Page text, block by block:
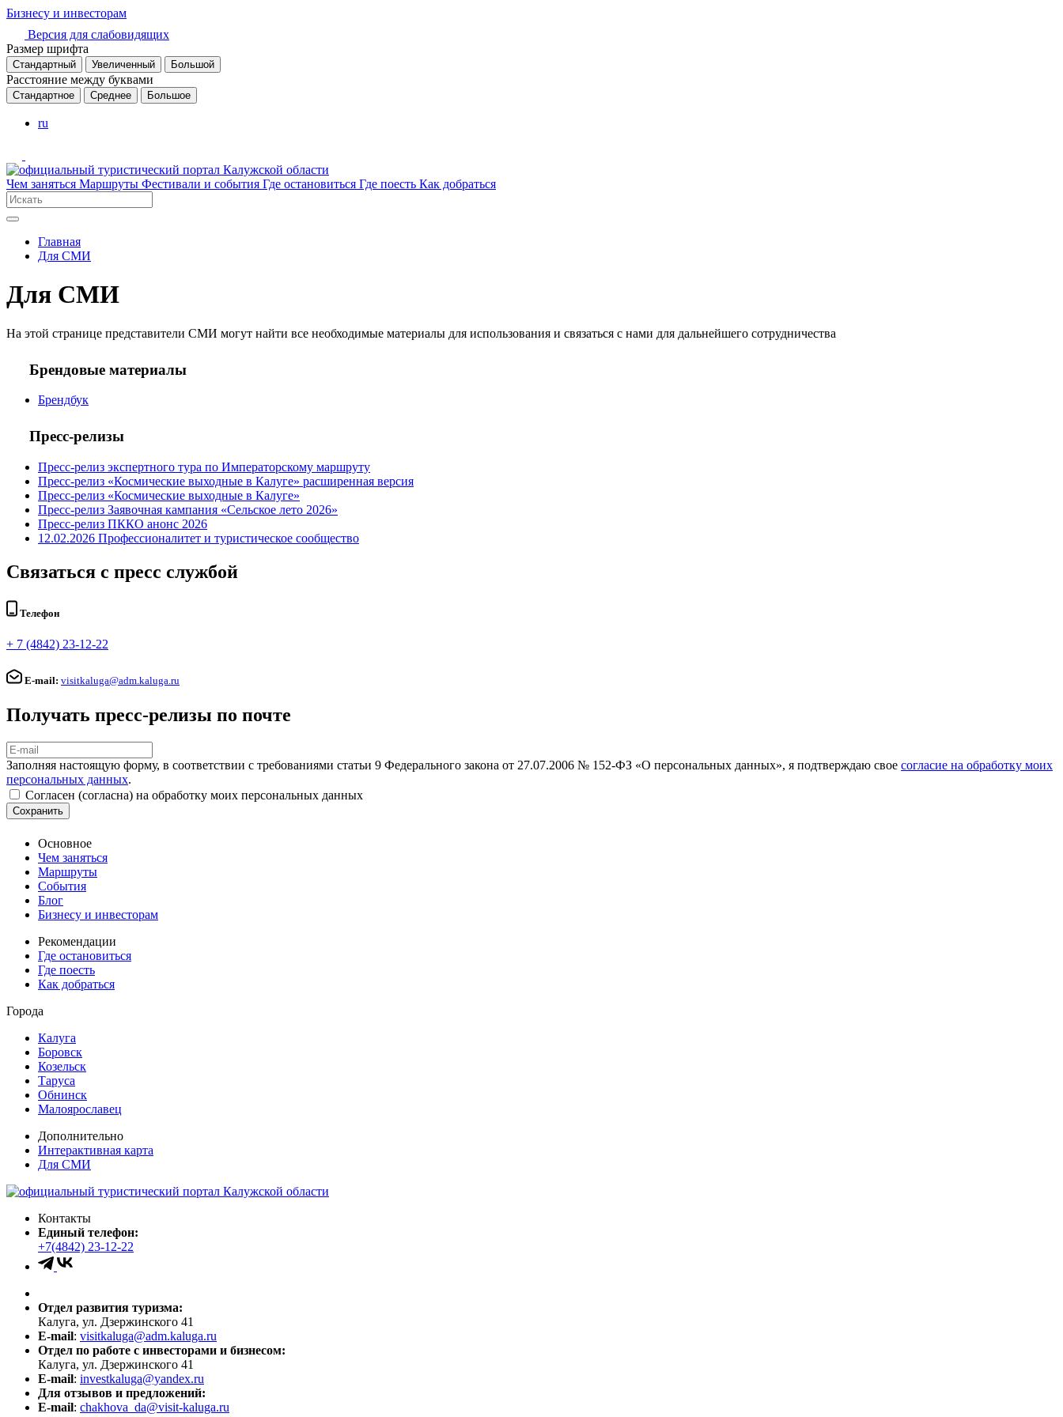
Бизнесу и инвесторам
Версия для слабовидящих
Размер шрифта
Стандартный Увеличенный Большой
Расстояние между буквами
Стандартное Среднее Большое
ru
Чем заняться Маршруты Фестивали и события Где остановиться Где поесть Как добраться
Главная
Для СМИ
Для СМИ
На этой странице представители СМИ могут найти все необходимые материалы для использования и связаться с нами для дальнейшего сотрудничества
Брендовые материалы
Брендбук
Пресс-релизы
Пресс-релиз экспертного тура по Императорскому маршруту
Пресс-релиз «Космические выходные в Калуге» расширенная версия
Пресс-релиз «Космические выходные в Калуге»
Пресс-релиз Заявочная кампания «Сельское лето 2026»
Пресс-релиз ПККО анонс 2026
12.02.2026 Профессионалитет и туристическое сообщество
Связаться с пресс службой
Телефон
+ 7 (4842) 23-12-22
E-mail: visitkaluga@adm.kaluga.ru
Получать пресс-релизы по почте
Заполняя настоящую форму, в соответствии с требованиями статьи 9 Федерального закона от 27.07.2006 № 152-ФЗ «О персональных данных», я подтверждаю свое согласие на обработку моих
персональных данных.
Согласен (согласна) на обработку моих персональных данных
Сохранить
Основное
Чем заняться
Маршруты
События
Блог
Бизнесу и инвесторам
Рекомендации
Где остановиться
Где поесть
Как добраться
Города
Калуга
Боровск
Козельск
Таруса
Обнинск
Малоярославец
Дополнительно
Интерактивная карта
Для СМИ
Контакты
Единый телефон:
+7(4842) 23-12-22
Отдел развития туризма:
Калуга, ул. Дзержинского 41
E-mail: visitkaluga@adm.kaluga.ru
Отдел по работе с инвесторами и бизнесом:
Калуга, ул. Дзержинского 41
E-mail: investkaluga@yandex.ru
Для отзывов и предложений:
E-mail: chakhova_da@visit-kaluga.ru